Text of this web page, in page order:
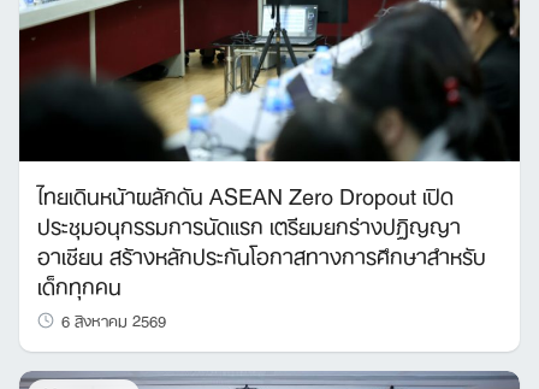
ไทยเดินหน้าผลักดัน ASEAN Zero Dropout เปิด
ประชุมอนุกรรมการนัดแรก เตรียมยกร่างปฏิญญา
อาเซียน สร้างหลักประกันโอกาสทางการศึกษาสำหรับ
เด็กทุกคน
6 สิงหาคม 2569